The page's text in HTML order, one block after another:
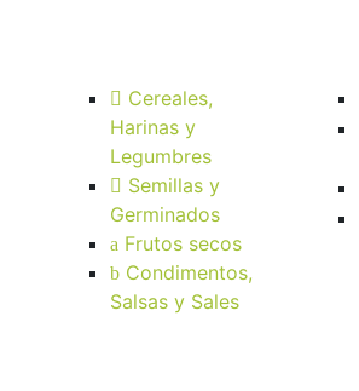
Cereales,
Harinas y
Legumbres
Semillas y
Germinados
Frutos secos
Condimentos,
Salsas y Sales